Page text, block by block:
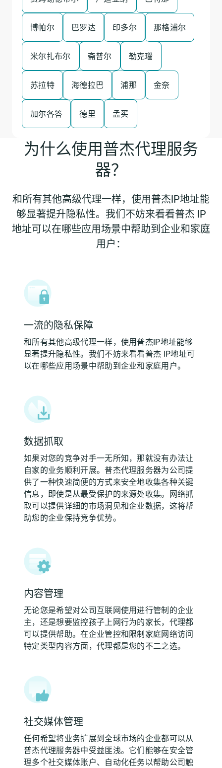
博帕尔 巴罗达 印多尔 那格浦尔
米尔扎布尔 斋普尔 勒克瑙
苏拉特 海德拉巴 浦那 金奈
加尔各答 德里 孟买
为什么使用普杰代理服务
器？
和所有其他高级代理一样，使用普杰IP地址能
够显著提升隐私性。我们不妨来看看普杰 IP
地址可以在哪些应用场景中帮助到企业和家庭
用户：
一流的隐私保障
和所有其他高级代理一样，使用普杰IP地址能够
显著提升隐私性。我们不妨来看看普杰 IP地址可
以在哪些应用场景中帮助到企业和家庭用户。
数据抓取
如果对您的竞争对手一无所知，那就没有办法让
自家的业务顺利开展。普杰代理服务器为公司提
供了一种快速简便的方式来安全地收集各种关键
信息，即使是从最受保护的来源处收集。网络抓
取可以提供详细的市场洞见和企业数据，这将帮
助您的企业保持竞争优势。
内容管理
无论您是希望对公司互联网使用进行管制的企业
主，还是想要监控孩子上网行为的家长，代理都
可以提供帮助。在企业管控和限制家庭网络访问
特定类型内容方面，代理都是您的不二之选。
社交媒体管理
任何希望将业务扩展到全球市场的企业都可以从
普杰代理服务器中受益匪浅。它们能够在安全管
理多个社交媒体账户、自动化任务以帮助公司触